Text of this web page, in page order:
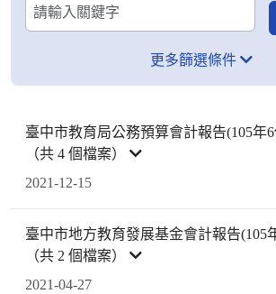
更多篩選條件
臺中市教育局公務預算會計報告(105年
（共 4 個檔案）
2021-12-15
臺中市地方教育發展基金會計報告(105
（共 2 個檔案）
2021-04-27